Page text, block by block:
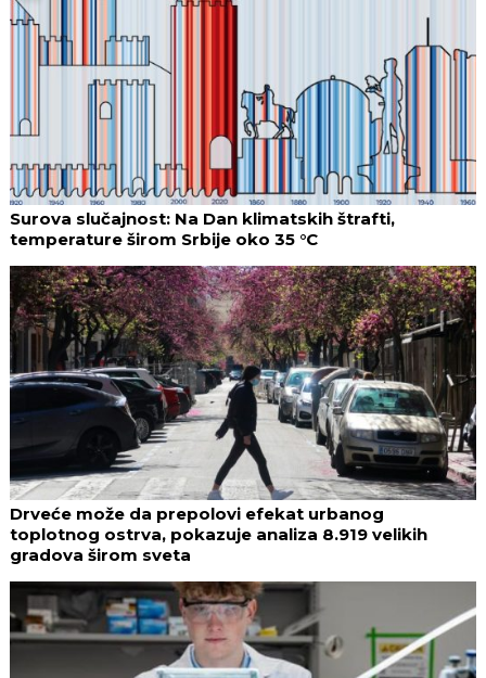
Surova slučajnost: Na Dan klimatskih štrafti,
temperature širom Srbije oko 35 °C
Drveće može da prepolovi efekat urbanog
toplotnog ostrva, pokazuje analiza 8.919 velikih
gradova širom sveta